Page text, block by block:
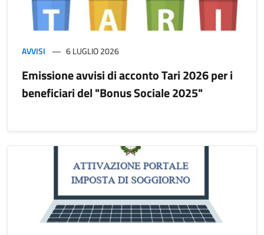
AVVISI 6 LUGLIO 2026
Emissione avvisi di acconto Tari 2026 per i
beneficiari del "Bonus Sociale 2025"